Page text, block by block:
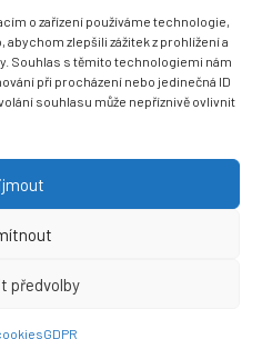
o zařízení používáme technologie,
zlepšili zážitek z prohlížení a
Souhlas s těmito technologiemi nám
při procházení nebo jedinečná ID
souhlasu může nepříznivě ovlivnit
předvolby
GDPR
základní škola a mateřská škola
s.r.o.